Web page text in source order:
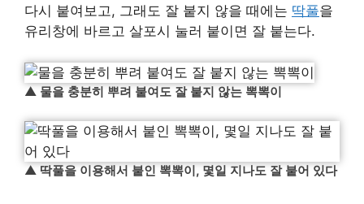
다시 붙여보고, 그래도 잘 붙지 않을 때에는 딱풀을
유리창에 바르고 살포시 눌러 붙이면 잘 붙는다.
▲ 물을 충분히 뿌려 붙여도 잘 붙지 않는 뽁뽁이
▲ 딱풀을 이용해서 붙인 뽁뽁이, 몇일 지나도 잘 붙어 있다